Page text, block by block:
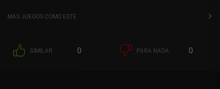
MÁS JUEGOS COMO ESTE
SIMILAR 0 PARA NADA 0